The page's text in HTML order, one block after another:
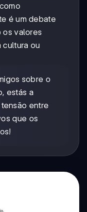
é um debate
os valores
cultura ou
sobre o
estás a
entre
que os